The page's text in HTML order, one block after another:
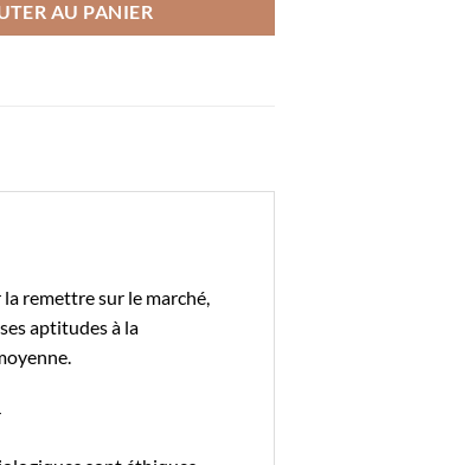
AU PANIER
remettre sur le marché,
aptitudes à la